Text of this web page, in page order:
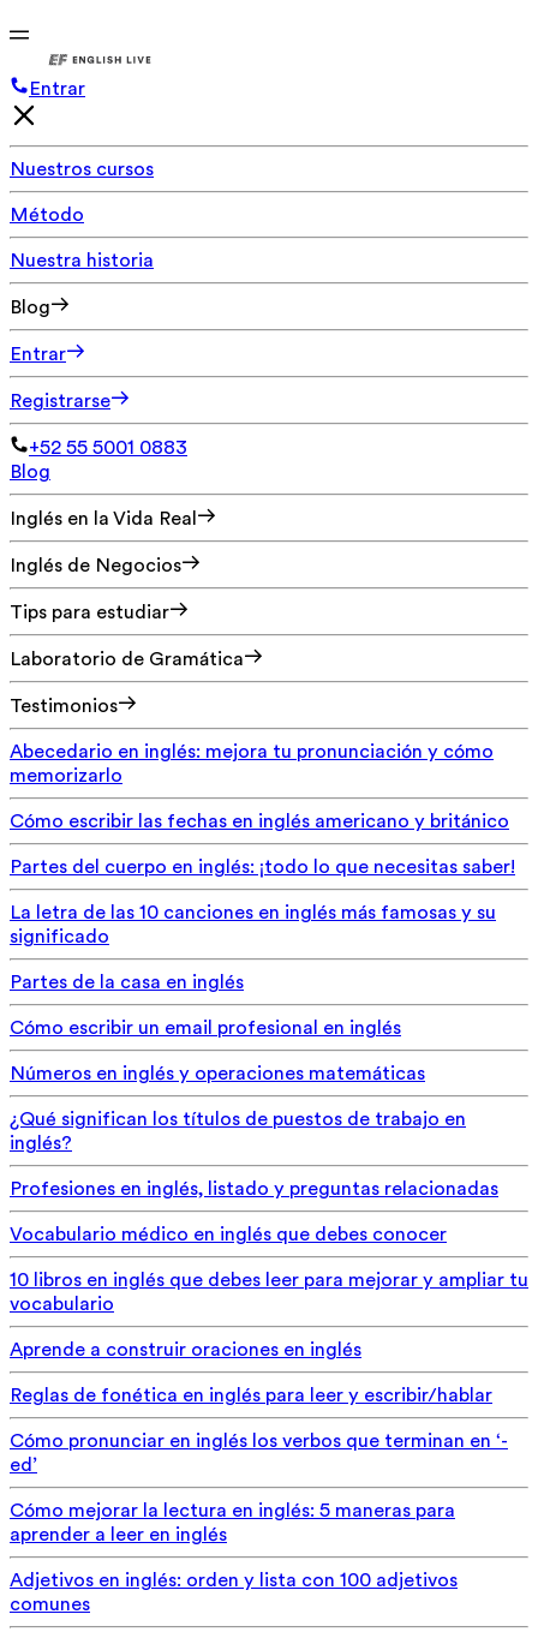
Entrar
Nuestros cursos
Método
Nuestra historia
Blog
Entrar
Registrarse
+52 55 5001 0883
Blog
Inglés en la Vida Real
Inglés de Negocios
Tips para estudiar
Laboratorio de Gramática
Testimonios
Abecedario en inglés: mejora tu pronunciación y cómo
memorizarlo
Cómo escribir las fechas en inglés americano y británico
Partes del cuerpo en inglés: ¡todo lo que necesitas saber!
La letra de las 10 canciones en inglés más famosas y su
significado
Partes de la casa en inglés
Cómo escribir un email profesional en inglés
Números en inglés y operaciones matemáticas
¿Qué significan los títulos de puestos de trabajo en
inglés?
Profesiones en inglés, listado y preguntas relacionadas
Vocabulario médico en inglés que debes conocer
10 libros en inglés que debes leer para mejorar y ampliar tu
vocabulario
Aprende a construir oraciones en inglés
Reglas de fonética en inglés para leer y escribir/hablar
Cómo pronunciar en inglés los verbos que terminan en ‘-
ed’
Cómo mejorar la lectura en inglés: 5 maneras para
aprender a leer en inglés
Adjetivos en inglés: orden y lista con 100 adjetivos
comunes